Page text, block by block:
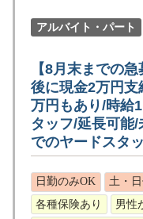
アルバイト・パート
【8月末までの
後に現金2万円
万円もあり/時給
タッフ/延長可能
でのヤードスタ
日勤のみOK 土・
各種保険あり
男性